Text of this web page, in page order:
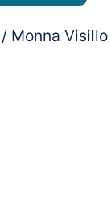
/ Monna Visillo